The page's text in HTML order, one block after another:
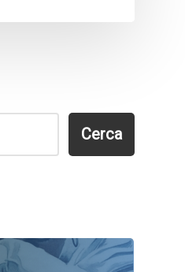
Cerca